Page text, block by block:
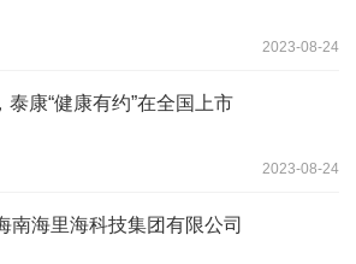
2023-08-24
康“健康有约”在全国上市
2023-08-24
南海里海科技集团有限公司